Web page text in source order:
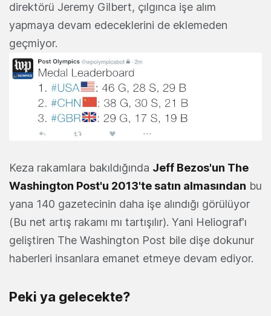
direktörü Jeremy Gilbert, çılgınca işe alım
yapmaya devam edeceklerini de eklemeden
geçmiyor.
Keza rakamlara bakıldığında Jeff Bezos'un The
Washington Post'u 2013'te satın almasından bu
yana 140 gazetecinin daha işe alındığı görülüyor
(Bu net artış rakamı mı tartışılır). Yani Heliograf'ı
geliştiren The Washington Post bile dişe dokunur
haberleri insanlara emanet etmeye devam ediyor.
Peki ya gelecekte?